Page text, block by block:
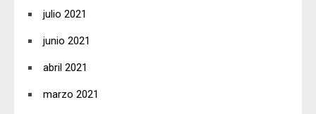
julio 2021
junio 2021
abril 2021
marzo 2021